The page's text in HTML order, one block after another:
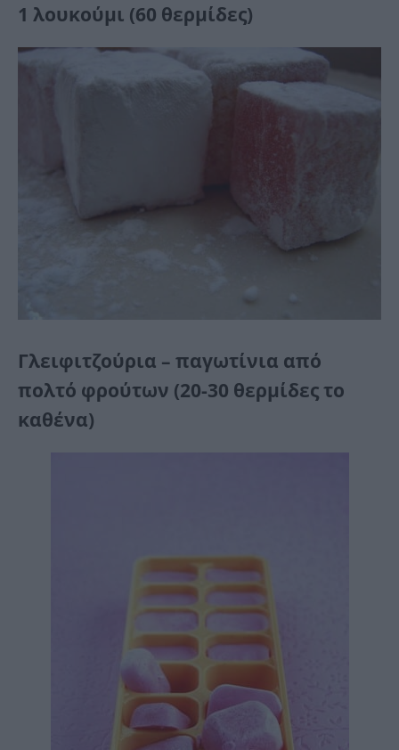
1 λουκούμι (60 θερμίδες)
Γλειφιτζούρια – παγωτίνια από
πολτό φρούτων (20-30 θερμίδες το
καθένα)